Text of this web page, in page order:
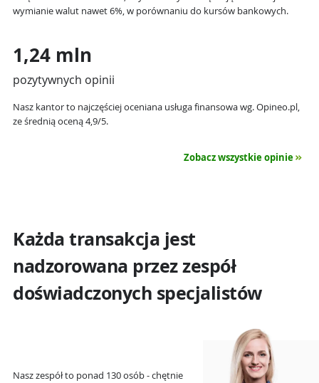
wymianie walut nawet 6%, w porównaniu do kursów bankowych.
1,24 mln
pozytywnych opinii
Nasz kantor to najczęściej oceniana usługa finansowa wg. Opineo.pl,
ze średnią oceną 4,9/5.
Zobacz wszystkie opinie
Każda transakcja jest
nadzorowana przez zespół
doświadczonych specjalistów
Nasz zespół to ponad 130 osób - chętnie